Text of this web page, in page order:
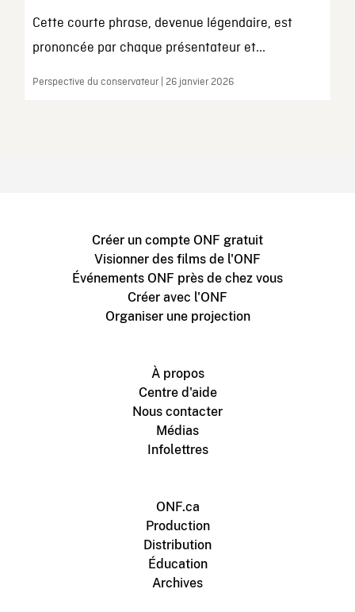
Cette courte phrase, devenue légendaire, est
prononcée par chaque présentateur et...
Perspective du conservateur | 26 janvier 2026
Créer un compte ONF gratuit
Visionner des films de l'ONF
Événements ONF près de chez vous
Créer avec l'ONF
Organiser une projection
À propos
Centre d'aide
Nous contacter
Médias
Infolettres
ONF.ca
Production
Distribution
Éducation
Archives